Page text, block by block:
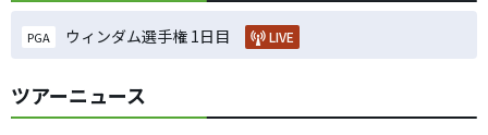
PGA ウィンダム選手権 1日目 LIVE
ツアーニュース